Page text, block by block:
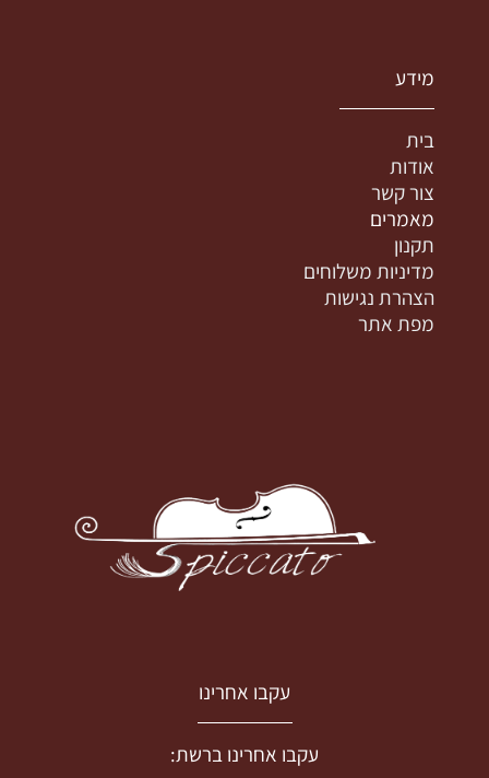
מידע
בית
אודות
צור קשר
מאמרים
תקנון
מדיניות משלוחים
הצהרת נגישות
מפת אתר
עקבו אחרינו
עקבו אחרינו ברשת: